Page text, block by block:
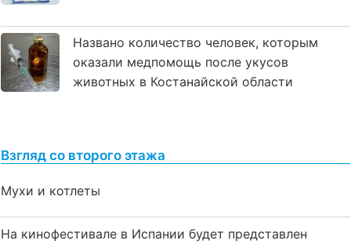
Названо количество человек, которым
оказали медпомощь после укусов
животных в Костанайской области
Взгляд со второго этажа
Мухи и котлеты
На кинофестивале в Испании будет представлен